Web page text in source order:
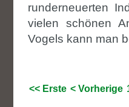
runderneuerten
vielen schönen
Vogels kann man
<< Erste < Vorherige